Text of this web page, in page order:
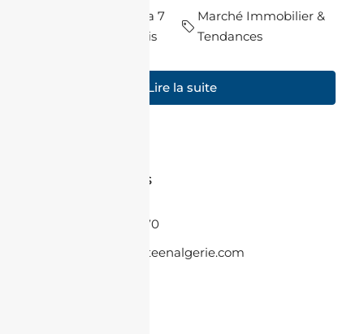
il y a 7
mois
Marché Immobilier &
Tendances
Lire la suite
Contactez-nous
+33 6 86 08 55 70
contact@jacheteenalgerie.com